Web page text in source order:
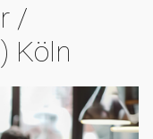
/
Köln